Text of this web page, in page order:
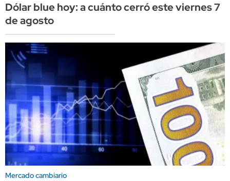
Dólar blue hoy: a cuánto cerró este viernes 7
de agosto
Mercado cambiario